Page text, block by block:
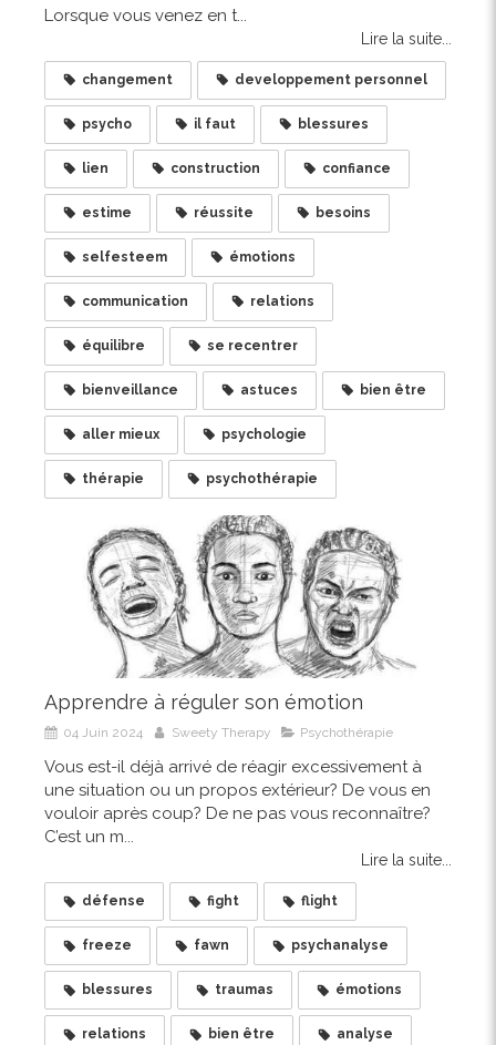
Lorsque vous venez en t...
Lire la suite...
changement developpement personnel
psycho il faut blessures
lien construction confiance
estime réussite besoins
selfesteem émotions
communication relations
équilibre se recentrer
bienveillance astuces bien être
aller mieux psychologie
thérapie psychothérapie
Apprendre à réguler son émotion
04 Juin 2024 Sweety Therapy Psychothérapie
Vous est-il déjà arrivé de réagir excessivement à
une situation ou un propos extérieur? De vous en
vouloir après coup? De ne pas vous reconnaître?
C’est un m...
Lire la suite...
défense fight flight
freeze fawn psychanalyse
blessures traumas émotions
relations bien être analyse